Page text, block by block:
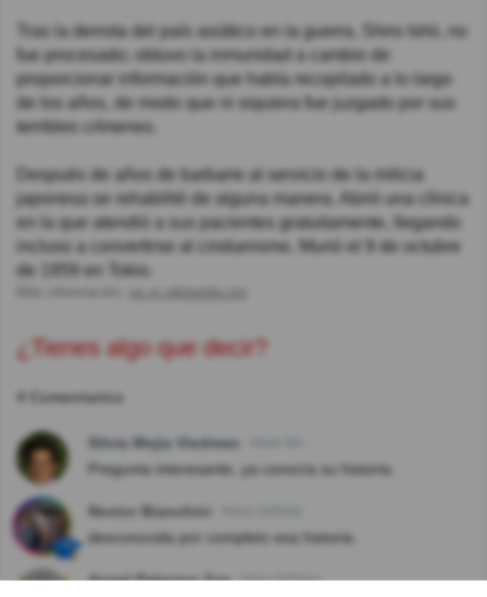
Tras la derrota del país asiático en la guerra, Shiro Ishii, no
fue procesado; obtuvo la inmunidad a cambio de
proporcionar información que había recopilado a lo largo
de los años, de modo que ni siquiera fue juzgado por sus
terribles crímenes.
Después de años de barbarie al servicio de la milicia
japonesa se rehabilitó de alguna manera. Abrió una clínica
en la que atendió a sus pacientes gratuitamente, llegando
incluso a convertirse al cristianismo. Murió el 9 de octubre
de 1959 en Tokio.
¿Tienes algo que decir?
4 Comentarios
Silvia Mejia Viedman
Pregunta interesante, ya conocía su historia.
Nestor Bianchini
desconocida por completo esa historia .
Angel Palacios Zea Hace 5año(s)